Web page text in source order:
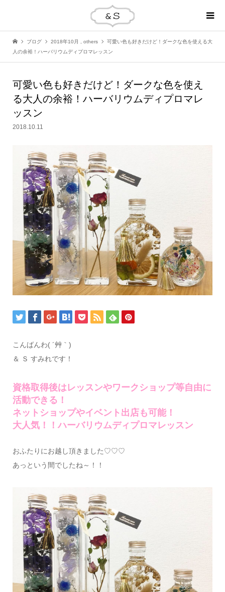
ブログ 2018年10月 others
可愛い色も好きだけど！ダークな色を使える大
人の余裕！ハーバリウムディプロマレッスン
可愛い色も好きだけど！ダークな色を使え
る大人の余裕！ハーバリウムディプロマレ
ッスン
2018.10.11
こんばんわ( ´艸｀)
＆ Ｓ すみれです！
資格取得後はレッスンやワークショップ等自由に
活動できる！
ネットショップやイベント出店も可能！
大人気！！ハーバリウムディプロマレッスン
おふたりにお越し頂きました♡♡♡
あっという間でしたね～！！